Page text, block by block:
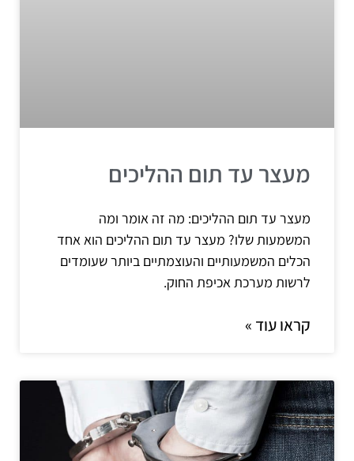
מעצר עד תום ההליכים
מעצר עד תום ההליכים: מה זה אומר ומה
המשמעות שלו? מעצר עד תום ההליכים הוא אחד
הכלים המשמעותיים והעוצמתיים ביותר שעומדים
לרשות מערכת אכיפת החוק.
קראו עוד »